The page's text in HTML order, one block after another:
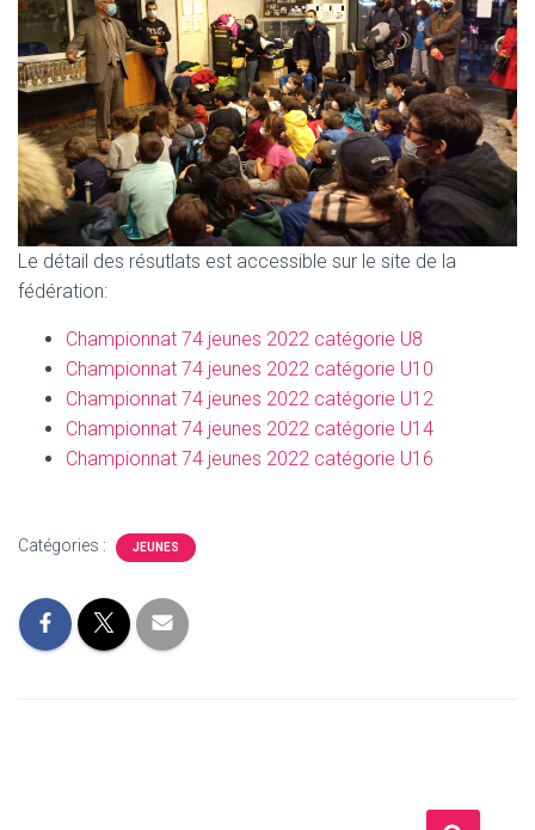
Le détail des résutlats est accessible sur le site de la
fédération:
Championnat 74 jeunes 2022 catégorie U8
Championnat 74 jeunes 2022 catégorie U10
Championnat 74 jeunes 2022 catégorie U12
Championnat 74 jeunes 2022 catégorie U14
Championnat 74 jeunes 2022 catégorie U16
Catégories : JEUNES